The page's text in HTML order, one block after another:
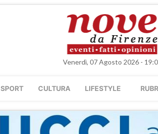
Venerdì, 07 Agosto 2026 -
SPORT CULTURA LIFESTYLE